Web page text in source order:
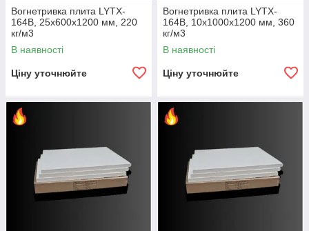
Вогнетривка плита LYTX-
164B, 25х600х1200 мм, 220
кг/м3
В наявності
Ціну уточнюйте
Вогнетривка плита LYTX-
164B, 10х1000х1200 мм, 360
кг/м3
В наявності
Ціну уточнюйте